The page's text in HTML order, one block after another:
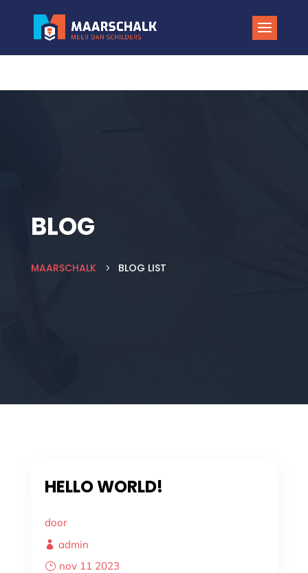
BLOG
MAARSCHALK 5 BLOG LIST
HELLO WORLD!
door
admin
nov 11 2023